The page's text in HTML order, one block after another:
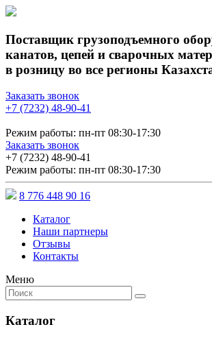
Поставщик грузоподъемного
канатов, цепей и сварочных
в розницу во все регионы
Заказать звонок
+7 (7232) 48-90-41
Режим работы: пн-пт 08:30-17:30
Заказать звонок
+7 (7232) 48-90-41
Режим работы: пн-пт 08:30-17:30
8 776 448 90 16
Каталог
Наши партнеры
Отзывы
Контакты
Меню
Каталог